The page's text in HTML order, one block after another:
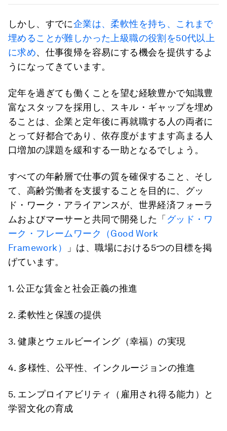
しかし、すでに企業は、柔軟性を持ち、これまで
埋めることが難しかった上級職の役割を50代以上
に求め、仕事復帰を容易にする機会を提供するよ
うになってきています。
定年を過ぎても働くことを望む経験豊かで知識豊
富なスタッフを採用し、スキル・ギャップを埋め
ることは、企業と定年後に再就職する人の両者に
とって好都合であり、依存度がますます高まる人
口増加の課題を緩和する一助となるでしょう。
すべての年齢層で仕事の質を確保すること、そし
て、高齢労働者を支援することを目的に、グッ
ド・ワーク・アライアンスが、世界経済フォーラ
ムおよびマーサーと共同で開発した「 グッド・ワ
ーク・フレームワーク（Good Work
Framework）
」は、職場における5つの目標を掲
げています。
1. 公正な賃金と社会正義の推進
2. 柔軟性と保護の提供
3. 健康とウェルビーイング（幸福）の実現
4. 多様性、公平性、インクルージョンの推進
5. エンプロイアビリティ（雇用され得る能力）と
学習文化の育成